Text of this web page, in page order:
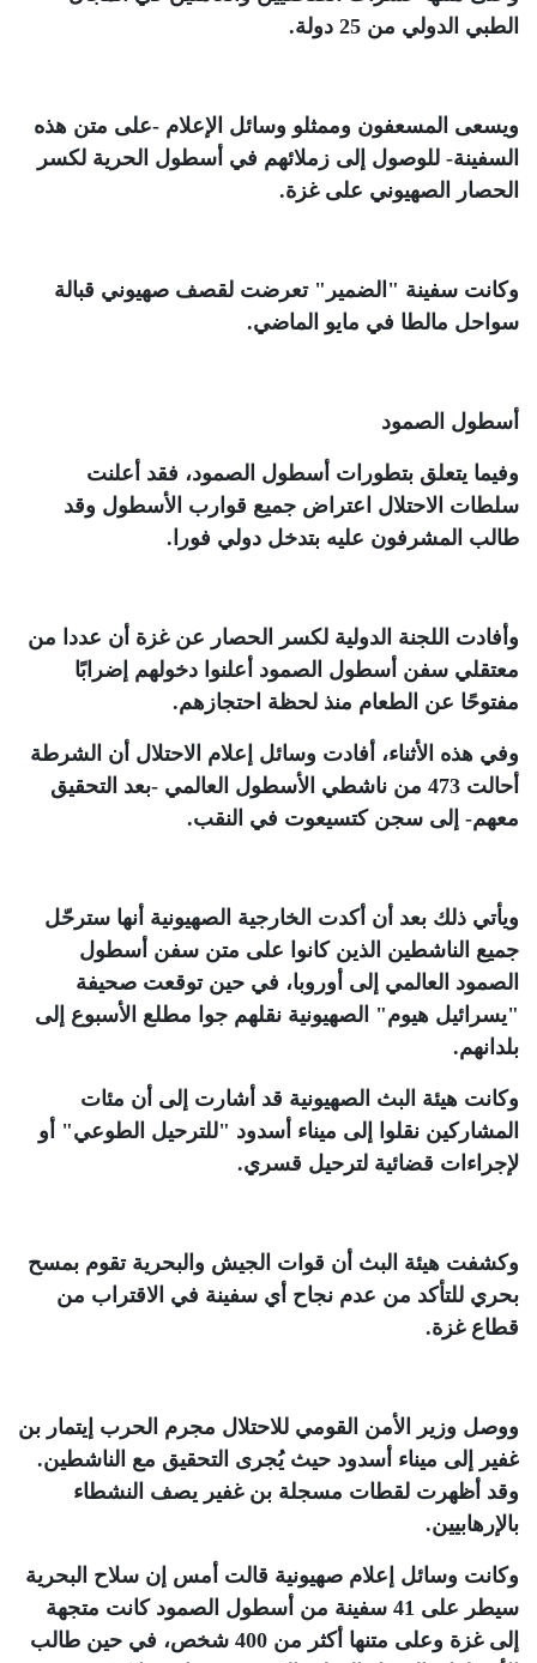
الطبي الدولي من 25 دولة
.
ويسعى المسعفون وممثلو وسائل الإعلام -على متن هذه
السفينة- للوصول إلى زملائهم في أسطول الحرية لكسر
الحصار الصهيوني على غزة.
وكانت سفينة "الضمير" تعرضت لقصف صهيوني قبالة
سواحل مالطا في مايو الماضي.
أسطول الصمود
وفيما يتعلق بتطورات أسطول الصمود، فقد أعلنت
سلطات الاحتلال اعتراض جميع قوارب الأسطول وقد
طالب المشرفون عليه بتدخل دولي فورا .
وأفادت اللجنة الدولية لكسر الحصار عن غزة أن عددا من
معتقلي سفن أسطول الصمود أعلنوا دخولهم إضرابًا
مفتوحًا عن الطعام منذ لحظة احتجازهم.
وفي هذه الأثناء، أفادت وسائل إعلام الاحتلال أن الشرطة
أحالت 473 من ناشطي الأسطول العالمي -بعد التحقيق
معهم- إلى سجن كتسيعوت في النقب.
ويأتي ذلك بعد أن أكدت الخارجية الصهيونية أنها سترحّل
جميع الناشطين الذين كانوا على متن سفن أسطول
الصمود العالمي إلى أوروبا، في حين توقعت صحيفة
"يسرائيل هيوم" الصهيونية نقلهم جوا مطلع الأسبوع إلى
بلدانهم.
وكانت هيئة البث الصهيونية قد أشارت إلى أن مئات
المشاركين نقلوا إلى ميناء أسدود "للترحيل الطوعي" أو
لإجراءات قضائية لترحيل قسري.
وكشفت هيئة البث أن قوات الجيش والبحرية تقوم بمسح
بحري للتأكد من عدم نجاح أي سفينة في الاقتراب من
قطاع غزة.
ووصل وزير الأمن القومي للاحتلال مجرم الحرب إيتمار بن
غفير إلى ميناء أسدود حيث يُجرى التحقيق مع الناشطين.
وقد أظهرت لقطات مسجلة بن غفير يصف النشطاء
بالإرهابيين.
وكانت وسائل إعلام صهيونية قالت أمس إن سلاح البحرية
سيطر على 41 سفينة من أسطول الصمود كانت متجهة
إلى غزة وعلى متنها أكثر من 400 شخص، في حين طالب